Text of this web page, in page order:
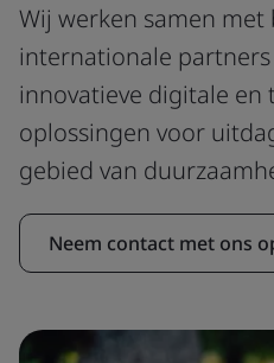
Wij werken samen
internationale
innovatieve digitale en
oplossingen voor
gebied van
Neem contact met ons